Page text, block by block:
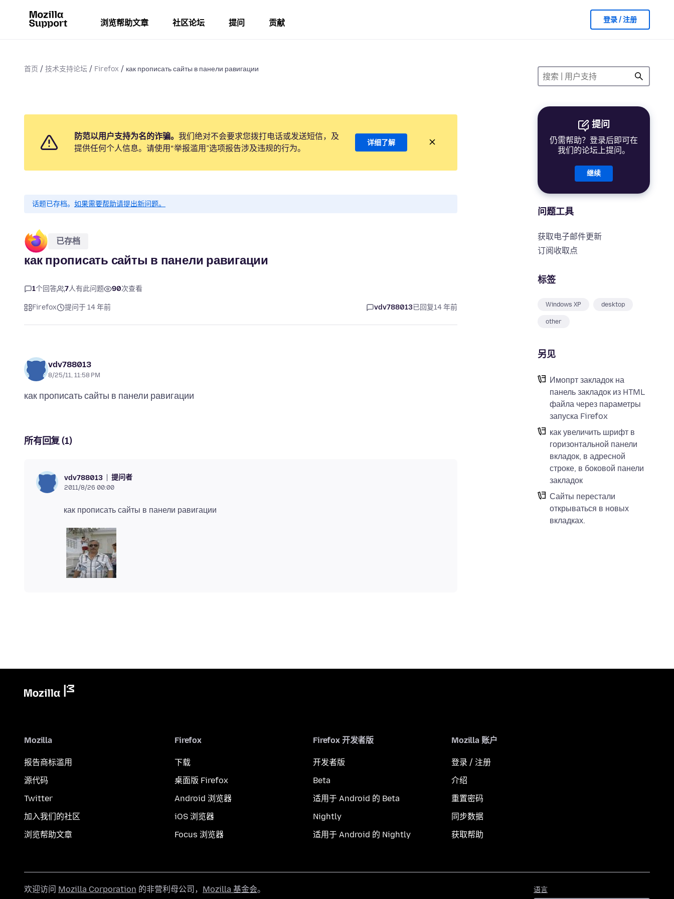
浏览帮助文章 社区论坛 提问 贡献 登录 / 注册
首页 技术支持论坛 Firefox как прописать сайты в панели равигации
提问
仍需帮助？登录后即可在
我们的论坛上提问。
继续
问题工具
获取电子邮件更新
订阅收取点
标签
Windows XP desktop
other
另见
Имопрт закладок на
панель закладок из HTML
файла через параметры
запуска Firefox
как увеличить шрифт в
горизонтальной панели
вкладок, в адресной
строке, в боковой панели
закладок
Сайты перестали
открываться в новых
вкладках.
防范以用户支持为名的诈骗。 我们绝对不会要求您拨打电话或发送短信，及
提供任何个人信息。请使用“举报滥用”选项报告涉及违规的行为。
详细了解
话题已存档。 如果需要帮助请提出新问题。
已存档
как прописать сайты в панели равигации
1个回答 7人有此问题 90次查看
Firefox 提问于 14 年前 vdv788013已回复14 年前
vdv788013
8/25/11, 11:58 PM
所有回复 (1)
vdv788013 提问者
2011/8/26 00:00
Mozilla
报告商标滥用
源代码
Twitter
加入我们的社区
浏览帮助文章
Firefox
下载
桌面版 Firefox
Android 浏览器
iOS 浏览器
Focus 浏览器
Firefox 开发者版
开发者版
Beta
适用于 Android 的 Beta
Nightly
适用于 Android 的 Nightly
Mozilla 账户
登录 / 注册
介绍
重置密码
同步数据
获取帮助
语言
言
欢迎访问 Mozilla Corporation 的非营利母公司， Mozilla 基金会。